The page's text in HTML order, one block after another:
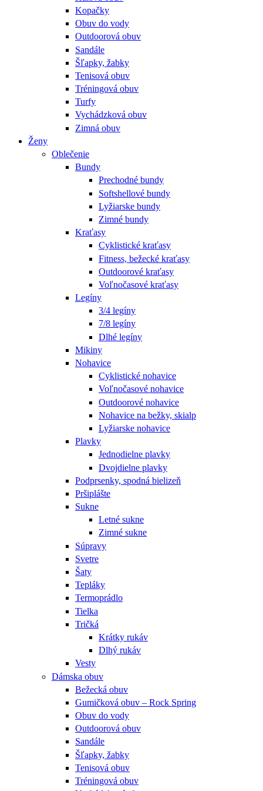
Kopačky
Obuv do vody
Outdoorová obuv
Sandále
Šľapky, žabky
Tenisová obuv
Tréningová obuv
Turfy
Vychádzková obuv
Zimná obuv
Ženy
Oblečenie
Bundy
Prechodné bundy
Softshellové bundy
Lyžiarske bundy
Zimné bundy
Kraťasy
Cyklistické kraťasy
Fitness, bežecké kraťasy
Outdoorové kraťasy
Voľnočasové kraťasy
Legíny
3/4 legíny
7/8 legíny
Dlhé legíny
Mikiny
Nohavice
Cyklistické nohavice
Voľnočasové nohavice
Outdoorové nohavice
Nohavice na bežky, skialp
Lyžiarske nohavice
Plavky
Jednodielne plavky
Dvojdielne plavky
Podprsenky, spodná bielizeň
Pršiplášte
Sukne
Letné sukne
Zimné sukne
Súpravy
Svetre
Šaty
Tepláky
Termoprádlo
Tielka
Tričká
Krátky rukáv
Dlhý rukáv
Vesty
Dámska obuv
Bežecká obuv
Gumičková obuv – Rock Spring
Obuv do vody
Outdoorová obuv
Sandále
Šľapky, žabky
Tenisová obuv
Tréningová obuv